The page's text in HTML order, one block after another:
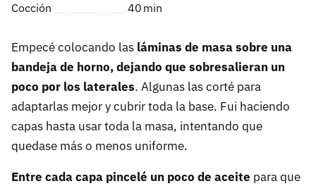
Cocción
40 min
Empecé colocando las láminas de masa sobre una
bandeja de horno, dejando que sobresalieran un
poco por los laterales. Algunas las corté para
adaptarlas mejor y cubrir toda la base. Fui haciendo
capas hasta usar toda la masa, intentando que
quedase más o menos uniforme.
Entre cada capa pincelé un poco de aceite para que